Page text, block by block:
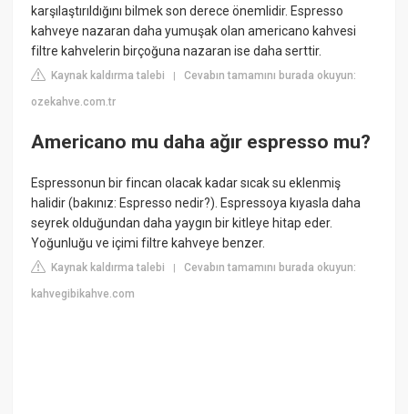
karşılaştırıldığını bilmek son derece önemlidir. Espresso
kahveye nazaran daha yumuşak olan americano kahvesi
filtre kahvelerin birçoğuna nazaran ise daha serttir.
Kaynak kaldırma talebi |Cevabın tamamını burada okuyun:
ozekahve.com.tr
Americano mu daha ağır espresso mu?
Espressonun bir fincan olacak kadar sıcak su eklenmiş
halidir (bakınız: Espresso nedir?). Espressoya kıyasla daha
seyrek olduğundan daha yaygın bir kitleye hitap eder.
Yoğunluğu ve içimi filtre kahveye benzer.
Kaynak kaldırma talebi |Cevabın tamamını burada okuyun:
kahvegibikahve.com